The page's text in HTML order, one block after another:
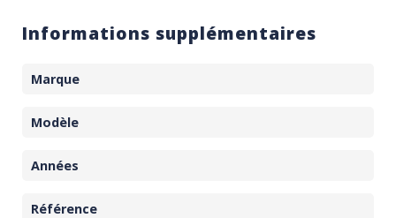
Informations supplémentaires
Marque
Modèle
Années
Référence